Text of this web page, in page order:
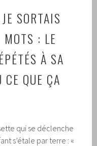
SORTAIS
MOTS : LE
À SA
CE QUE ÇA
qui se déclenche
s’étale par terre : «